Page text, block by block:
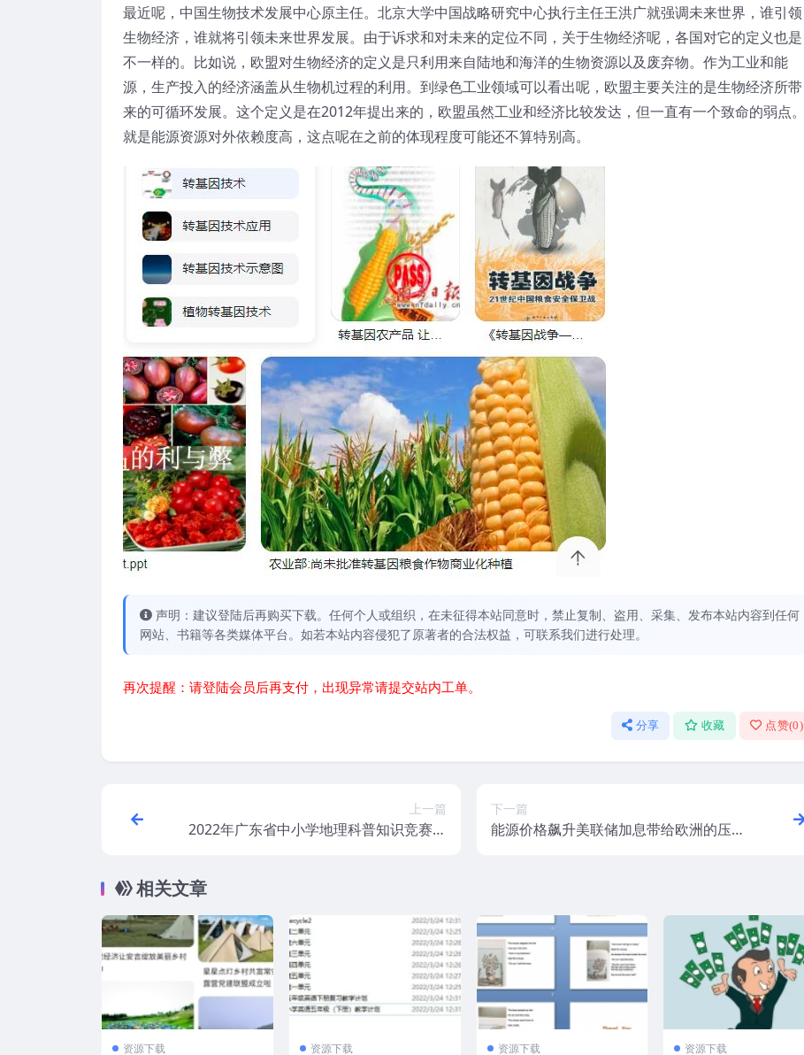
最近呢，中国生物技术发展中心原主任。北京大学中国战略研究中心执行主任王洪广就强调未来世界，谁引领
生物经济，谁就将引领未来世界发展。由于诉求和对未来的定位不同，关于生物经济呢，各国对它的定义也是
不一样的。比如说，欧盟对生物经济的定义是只利用来自陆地和海洋的生物资源以及废弃物。作为工业和能
源，生产投入的经济涵盖从生物机过程的利用。到绿色工业领域可以看出呢，欧盟主要关注的是生物经济所带
来的可循环发展。这个定义是在2012年提出来的，欧盟虽然工业和经济比较发达，但一直有一个致命的弱点。
就是能源资源对外依赖度高，这点呢在之前的体现程度可能还不算特别高。
声明：建议登陆后再购买下载。任何个人或组织，在未征得本站同意时，禁止复制、盗用、采集、发布本站内容到任何
网站、书籍等各类媒体平台。如若本站内容侵犯了原著者的合法权益，可联系我们进行处理。
再次提醒：请登陆会员后再支付，出现异常请提交站内工单。
分享 收藏 点赞(0)
上一篇
2022年广东省中小学地理科普知识竞赛决
下一篇
能源价格飙升美联储加息带给欧洲的压力
相关文章
资源下载 资源下载 资源下载 资源下载